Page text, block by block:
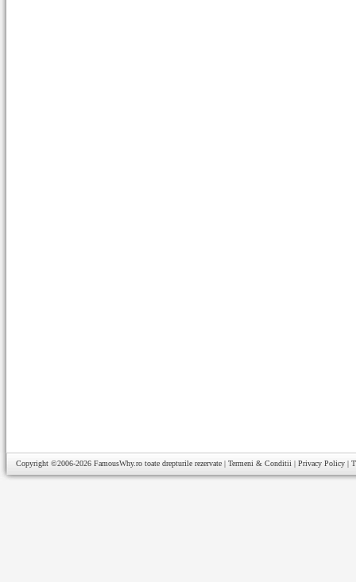
Copyright ©2006-2026 FamousWhy.ro toate drepturile rezervate | Termeni & Conditii | Privacy Policy |